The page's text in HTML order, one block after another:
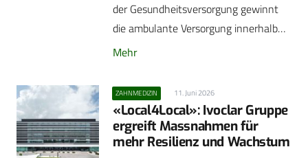
der Gesundheitsversorgung gewinnt
die ambulante Versorgung innerhalb…
Mehr
ZAHNMEDIZIN 11. Juni 2026
«Local4Local»: Ivoclar Gruppe
ergreift Massnahmen für
mehr Resilienz und Wachstum